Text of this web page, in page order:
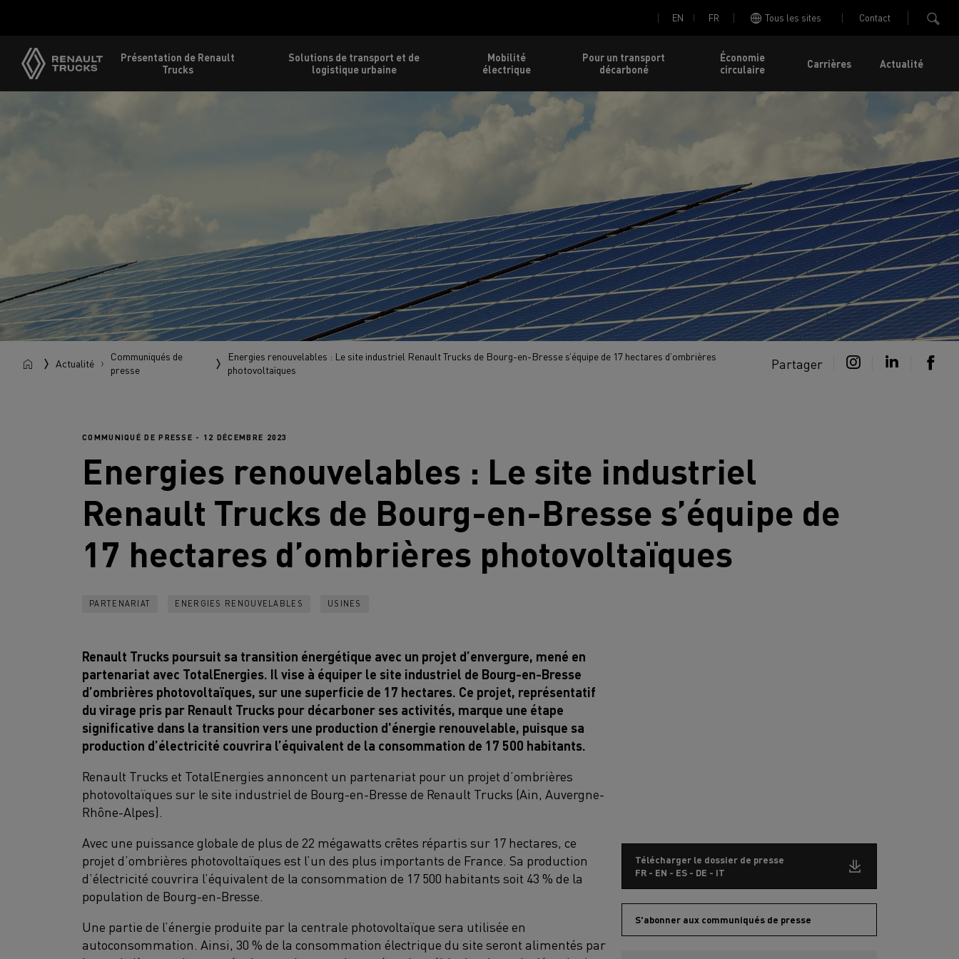
EN FR Tous les sites Contact
Présentation de Renault
Trucks
Solutions de transport et de
logistique urbaine
Mobilité
électrique
Pour un transport
décarboné
Économie
circulaire
Carrières Actualité
Actualité
Communiqués de
presse
Energies renouvelables : Le site industriel Renault Trucks de Bourg-en-Bresse s’équipe de 17 hectares d’ombrières
photovoltaïques
Partager
COMMUNIQUÉ DE PRESSE - 12 DÉCEMBRE 2023
Energies renouvelables : Le site industriel
Renault Trucks de Bourg-en-Bresse s’équipe de
17 hectares d’ombrières photovoltaïques
PARTENARIAT ENERGIES RENOUVELABLES USINES
Renault Trucks poursuit sa transition énergétique avec un projet d’envergure, mené en
partenariat avec TotalEnergies. Il vise à équiper le site industriel de Bourg-en-Bresse
d’ombrières photovoltaïques, sur une superficie de 17 hectares. Ce projet, représentatif
du virage pris par Renault Trucks pour décarboner ses activités, marque une étape
significative dans la transition vers une production d'énergie renouvelable, puisque sa
production d’électricité couvrira l’équivalent de la consommation de 17 500 habitants.
Renault Trucks et TotalEnergies annoncent un partenariat pour un projet d’ombrières
photovoltaïques sur le site industriel de Bourg-en-Bresse de Renault Trucks (Ain, Auvergne-
Rhône-Alpes).
Avec une puissance globale de plus de 22 mégawatts crêtes répartis sur 17 hectares, ce
projet d’ombrières photovoltaïques est l’un des plus importants de France. Sa production
d’électricité couvrira l’équivalent de la consommation de 17 500 habitants soit 43 % de la
population de Bourg-en-Bresse.
Une partie de l’énergie produite par la centrale photovoltaïque sera utilisée en
autoconsommation. Ainsi, 30 % de la consommation électrique du site seront alimentés par
Télécharger le dossier de presse
FR - EN - ES - DE - IT
S'abonner aux communiqués de presse